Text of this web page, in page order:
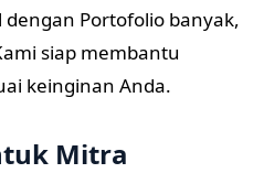
dengan Portofolio banyak,
siap membantu
keinginan Anda.
Mitra